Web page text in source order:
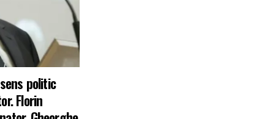
politic
Florin